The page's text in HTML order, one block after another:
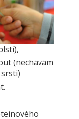
(nechávám